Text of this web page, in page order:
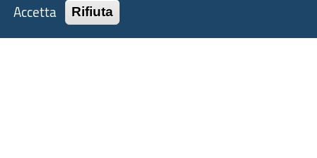
Tecnologie e Accessibilità
Accetta
Rifiuta